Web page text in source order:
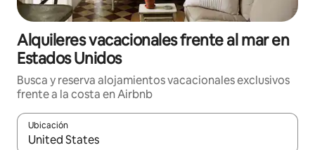
Alquileres vacacionales frente al mar en
Estados Unidos
Busca y reserva alojamientos vacacionales exclusivos
frente a la costa en Airbnb
Ubicación
Cuando los resultados estén disponibles, navega con las